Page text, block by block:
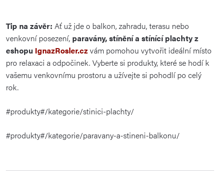
Tip na závěr: Ať už jde o balkon, zahradu, terasu nebo
venkovní posezení, paravány, stínění a stínící plachty z
eshopu IgnazRosler.czvám pomohou vytvořit ideální místo
pro relaxaci a odpočinek. Vyberte si produkty, které se hodí k
vašemu venkovnímu prostoru a užívejte si pohodlí po celý
rok.
#produkty#/kategorie/stinici-plachty/
#produkty#/kategorie/paravany-a-stineni-balkonu/